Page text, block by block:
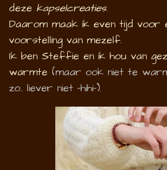
deze kapselcreaties.
Daarom maak ik even tijd voor
voorstelling van mezelf.
Ik ben Steffie en ik hou van
warmte (maar ook niet te
zo.. liever niet -hihi-).